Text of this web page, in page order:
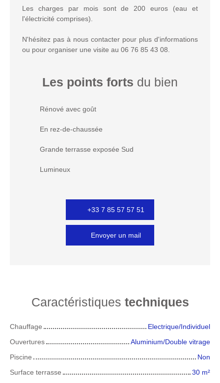
Les charges par mois sont de 200 euros (eau et
l'électricité comprises).
N'hésitez pas à nous contacter pour plus d'informations
ou pour organiser une visite au 06 76 85 43 08.
Les points forts du bien
Rénové avec goût
En rez-de-chaussée
Grande terrasse exposée Sud
Lumineux
+33 7 85 57 57 51
Envoyer un mail
Caractéristiques techniques
Chauffage
Electrique/Individuel
Ouvertures
Aluminium/Double vitrage
Piscine
Non
Surface terrasse
30 m²